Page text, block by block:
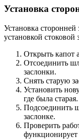
Установка
Установка сторонней
установкой стоковой
Открыть капот
Отсоединить
заслонки.
Снять старую
Установить
где была старая.
Подсоединить
заслонке.
Проверить
функционирует